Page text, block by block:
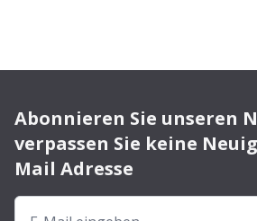
Abonnieren Sie unseren
verpassen Sie keine
Mail Adresse